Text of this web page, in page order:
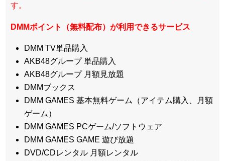
す。
DMMポイント（無料配布）が利用できるサービス
DMM TV単品購入
AKB48グループ 単品購入
AKB48グループ 月額見放題
DMMブックス
DMM GAMES 基本無料ゲーム（アイテム購入、月額
ゲーム）
DMM GAMES PCゲーム/ソフトウェア
DMM GAMES GAME 遊び放題
DVD/CDレンタル 月額レンタル